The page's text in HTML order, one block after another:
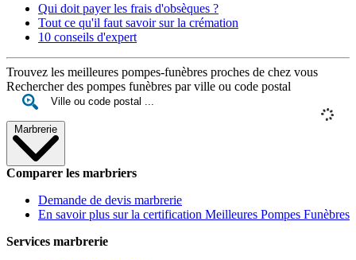
Qui doit payer les frais d'obsèques ?
Tout ce qu'il faut savoir sur la crémation
10 conseils d'expert
Trouvez les meilleures pompes-funèbres proches de chez vous
Rechercher des pompes funèbres par ville ou code postal
Marbrerie
Comparer les marbriers
Demande de devis marbrerie
En savoir plus sur la certification Meilleures Pompes Funèbres
Services marbrerie